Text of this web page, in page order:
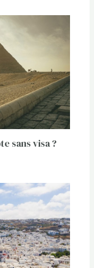
sans visa ?